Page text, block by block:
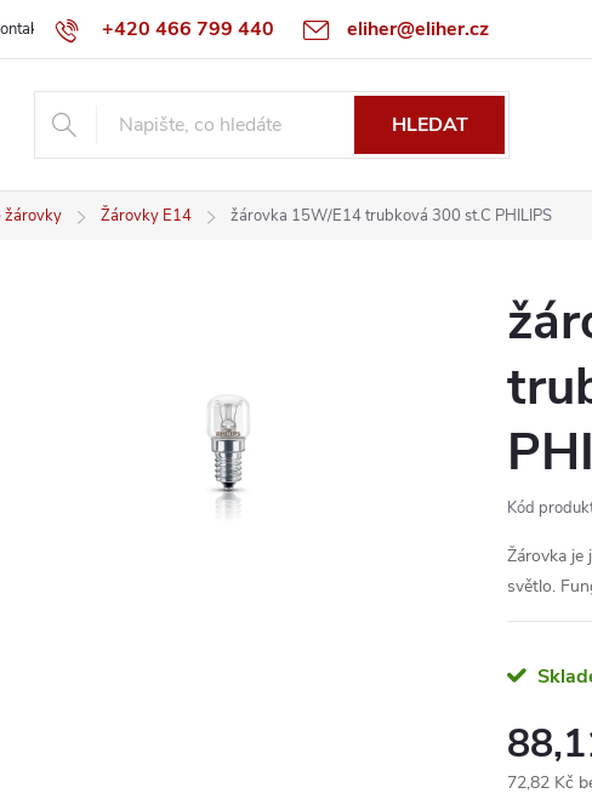
+420 466 799 440 eliher@eliher.cz
Obchodní podmínky Reklamační řád Specialista na Bordeaux
HLEDAT
žárovky Žárovky E14 žárovka 15W/E14 trubková 300 st.C PHILIPS
Kód
Žárovka je
světlo.
72,82 Kč